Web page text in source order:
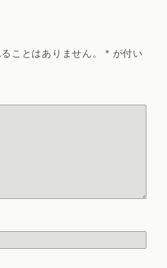
ことはありません。 * が付い